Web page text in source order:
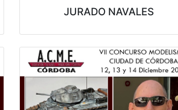
JURADO NAVALES